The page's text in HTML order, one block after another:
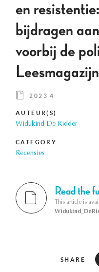
en
bijdragen
voorbij de
2023 4
AUTEUR(S)
Widukind De Ridder
CATEGORY
Recensies
Read the
This article is
SHARE